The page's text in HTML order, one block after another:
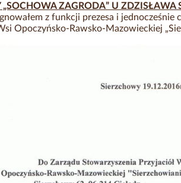
ZAGRODA” U ZDZISŁAWA
z funkcji prezesa i jednocześnie
Opoczyńsko-Rawsko-Mazowieckiej